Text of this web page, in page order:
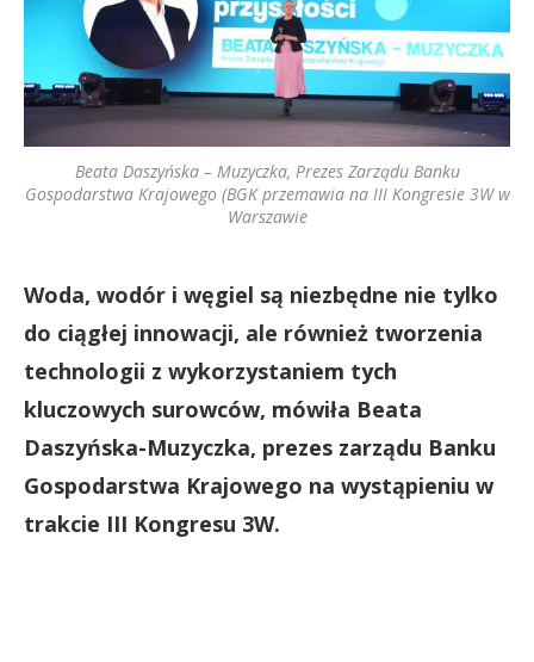
Beata Daszyńska – Muzyczka, Prezes Zarządu Banku
Gospodarstwa Krajowego (BGK przemawia na III Kongresie 3W w
Warszawie
Woda, wodór i węgiel są niezbędne nie tylko
do ciągłej innowacji, ale również tworzenia
technologii z wykorzystaniem tych
kluczowych surowców, mówiła Beata
Daszyńska-Muzyczka, prezes zarządu Banku
Gospodarstwa Krajowego na wystąpieniu w
trakcie III Kongresu 3W.